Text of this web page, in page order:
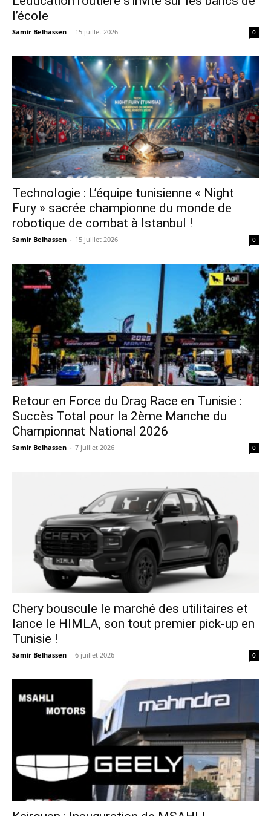
l’école
Samir Belhassen - 15 juillet 2026 0
Technologie : L’équipe tunisienne « Night
Fury » sacrée championne du monde de
robotique de combat à Istanbul !
Samir Belhassen - 15 juillet 2026 0
Retour en Force du Drag Race en Tunisie :
Succès Total pour la 2ème Manche du
Championnat National 2026
Samir Belhassen - 7 juillet 2026 0
Chery bouscule le marché des utilitaires et
lance le HIMLA, son tout premier pick-up en
Tunisie !
Samir Belhassen - 6 juillet 2026 0